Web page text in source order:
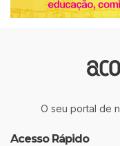
O seu portal de
Acesso Rápido